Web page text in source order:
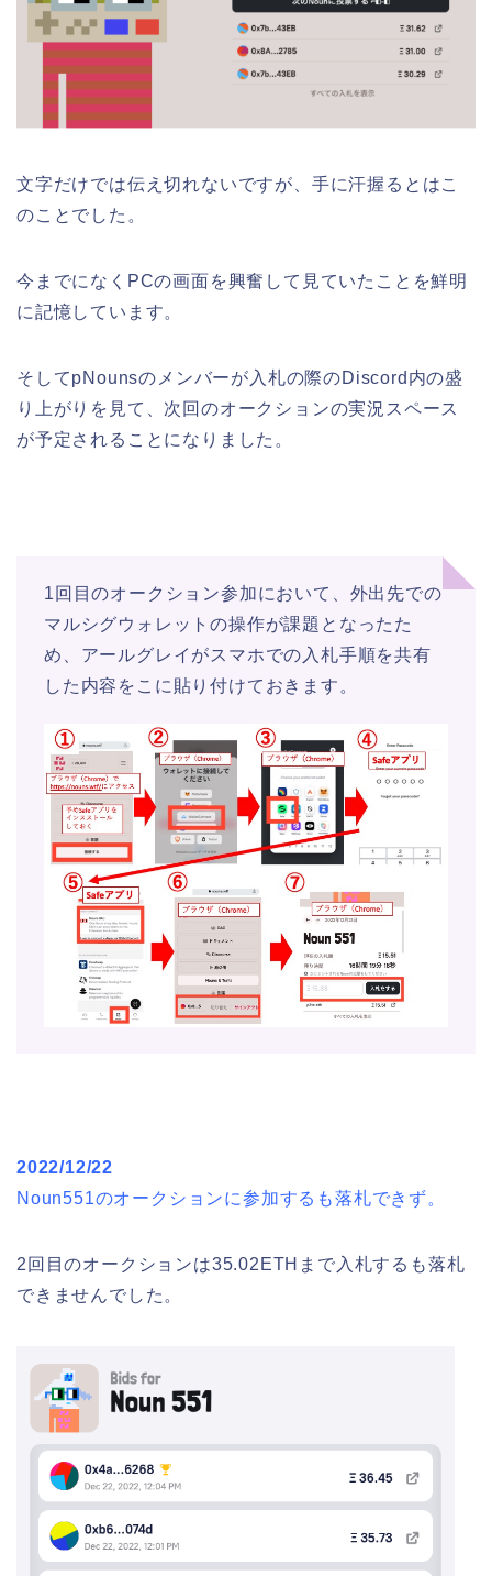
文字だけでは伝え切れないですが、手に汗握るとはこ
のことでした。
今までになくPCの画面を興奮して見ていたことを鮮明
に記憶しています。
そしてpNounsのメンバーが入札の際のDiscord内の盛
り上がりを見て、次回のオークションの実況スペース
が予定されることになりました。
1回目のオークション参加において、外出先での
マルシグウォレットの操作が課題となったた
め、アールグレイがスマホでの入札手順を共有
した内容をこに貼り付けておきます。
2022/12/22
Noun551のオークションに参加するも落札できず。
2回目のオークションは35.02ETHまで入札するも落札
できませんでした。